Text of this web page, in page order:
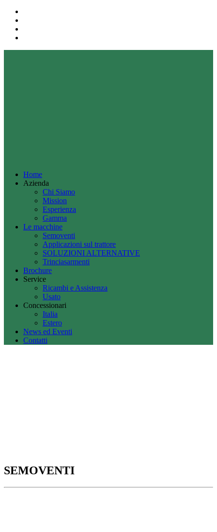
Home
Azienda
Chi Siamo
Mission
Esperienza
Gamma
Le macchine
Semoventi
Applicazioni sul trattore
SOLUZIONI ALTERNATIVE
Trinciasarmenti
Brochure
Service
Ricambi e Assistenza
Usato
Concessionari
Italia
Estero
News ed Eventi
Contatti
SEMOVENTI